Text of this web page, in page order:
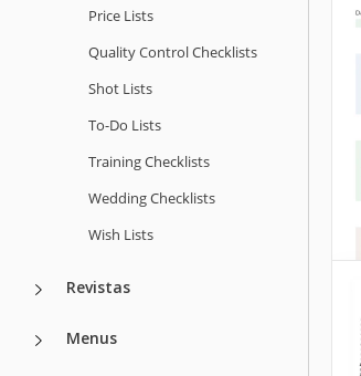
Price Lists
Quality Сontrol Checklists
Shot Lists
To-Do Lists
Training Checklists
Wedding Checklists
Wish Lists
Revistas
Menus